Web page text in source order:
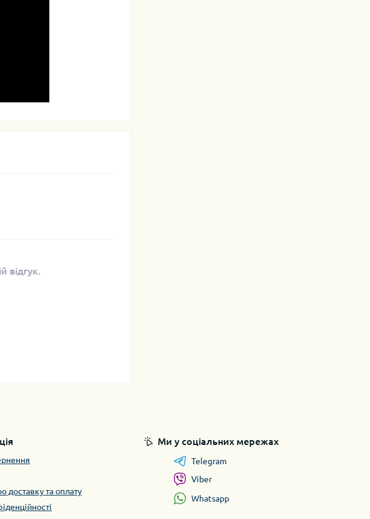
відгук.
доставку та оплату
Ми у соціальних мережах
Telegram
Viber
Whatsapp